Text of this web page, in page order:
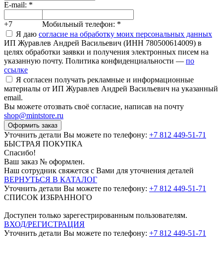
E-mail: *
+7 Мобильный телефон: *
Я даю согласие на обработку моих персональных данных
ИП Журавлев Андрей Васильевич (ИНН 780500614009) в
целях обработки заявки и получения электронных писем на
указанную почту. Политика конфиденциальности — по
ссылке
Я согласен получать рекламные и информационные
материалы от ИП Журавлев Андрей Васильевич на указанный
email.
Вы можете отозвать своё согласие, написав на почту
shop@mintstore.ru
Оформить заказ
Уточнить детали Вы можете по телефону: +7 812 449-51-71
БЫСТРАЯ ПОКУПКА
Спасибо!
Ваш заказ № оформлен.
Наш сотрудник свяжется с Вами для уточнения деталей
ВЕРНУТЬСЯ В КАТАЛОГ
Уточнить детали Вы можете по телефону: +7 812 449-51-71
СПИСОК ИЗБРАННОГО
Доступен только зарегестрированным пользователям.
ВХОД/РЕГИСТРАЦИЯ
Уточнить детали Вы можете по телефону: +7 812 449-51-71